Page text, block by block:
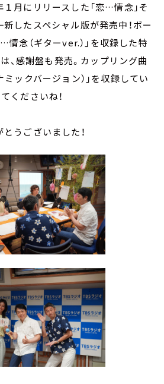
月にリリースした「恋…情念」そ
したスペシャル版が発売中！ボー
情念（ギターver.）」を収録した特
、感謝盤も発売。カップリング曲
ックバージョン）」を収録してい
くださいね！
うございました！